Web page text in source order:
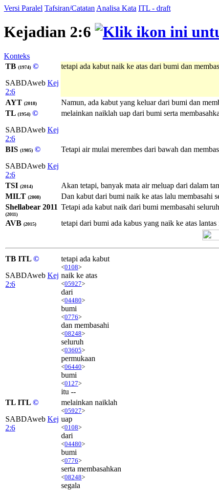
Versi Paralel Tafsiran/Catatan Analisa Kata ITL - draft
Kejadian 2:6
Konteks
TB (1974) ©
SABDAweb Kej
2:6
tetapi ada kabut naik ke atas dari bumi dan
AYT (2018)
Namun, ada kabut yang keluar dari bumi dan
TL (1954) ©
SABDAweb Kej
2:6
melainkan naiklah uap dari bumi serta
BIS (1985) ©
SABDAweb Kej
2:6
Tetapi air mulai merembes dari bawah dan
TSI (2014)
Akan tetapi, banyak mata air meluap dari dalam
MILT (2008)
Dan kabut dari bumi naik ke atas lalu membasahi
Shellabear 2011
(2011)
Tetapi ada kabut naik dari bumi membasahi
AVB (2015) tetapi dari bumi ada kabus yang naik ke atas
TB ITL ©
SABDAweb Kej
2:6
tetapi ada kabut
<0108>
naik ke atas
<05927>
dari
<04480>
bumi
<0776>
dan membasahi
<08248>
seluruh
<03605>
permukaan
<06440>
bumi
<0127>
itu --
TL ITL ©
SABDAweb Kej
2:6
melainkan naiklah
<05927>
uap
<0108>
dari
<04480>
bumi
<0776>
serta membasahkan
<08248>
segala